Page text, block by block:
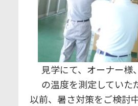
見学にて、オーナー様
の温度を測定していた
以前、暑さ対策をご検討